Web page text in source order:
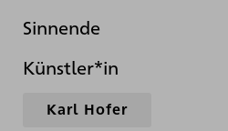
Sinnende
Künstler*in
Karl Hofer